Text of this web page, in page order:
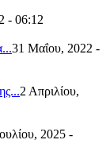
- 06:12
31 Μαΐου, 2022 -
2 Απριλίου,
2025 -